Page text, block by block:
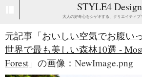
STYLE4 Design
大人の好奇心をシゲキする、クリエイティブ
元記事「おいしい空気でお腹い
世界で最も美しい森林10選 -
Forest 」の画像：NewImage.png